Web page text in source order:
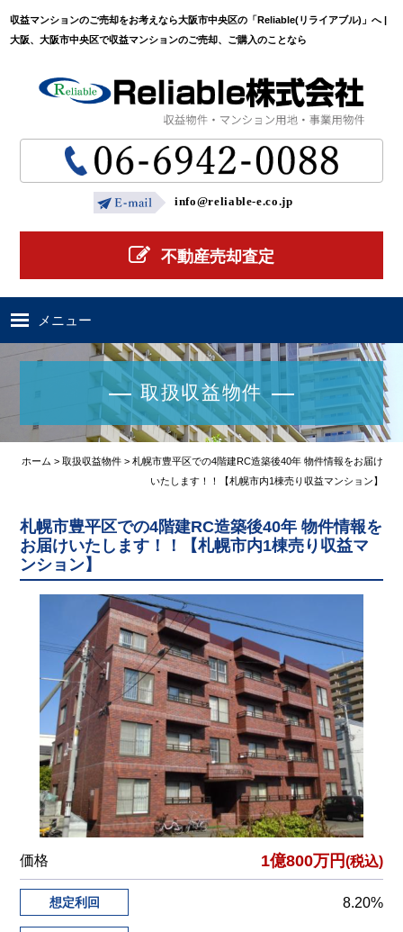
収益マンションのご売却をお考えなら大阪市中央区の「Reliable(リライアブル)」へ |
大阪、大阪市中央区で収益マンションのご売却、ご購入のことなら
info@reliable-e.co.jp
不動産売却査定
メニュー
ホーム
弊社媒介物件(掲載可能)
収益物件の知識
会社概要
不動産TOPICS
不動産売却査定
お問い合わせ
取扱収益物件
ホーム > 取扱収益物件> 札幌市豊平区での4階建RC造築後40年 物件情報をお届け
いたします！！【札幌市内1棟売り収益マンション】
札幌市豊平区での4階建RC造築後40年 物件情報を
お届けいたします！！【札幌市内1棟売り収益マ
ンション】
価格 1億800万円(税込)
想定利回 8.20%